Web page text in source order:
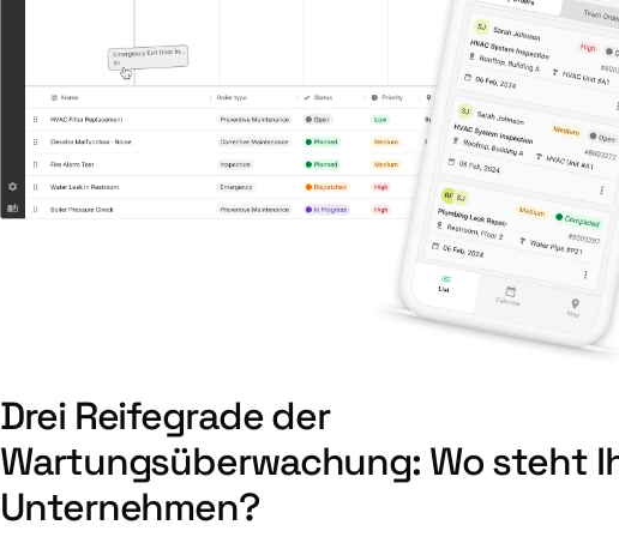
Drei Reifegrade der
Wartungsüberwachung: Wo steht
Unternehmen?